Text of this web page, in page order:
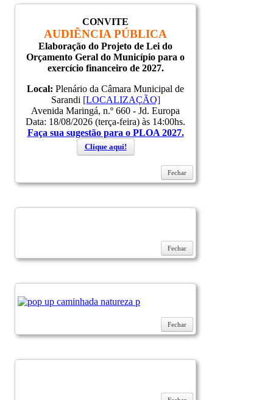
CONVITE
AUDIÊNCIA PÚBLICA
Elaboração do Projeto de Lei do
Orçamento Geral do Município para o
exercício financeiro de 2027.
Local: Plenário da Câmara Municipal de
Sarandi [LOCALIZAÇÃO]
Avenida Maringá, n.º 660 - Jd. Europa
Data: 18/08/2026 (terça-feira) às 14:00hs.
Faça sua sugestão para o PLOA 2027.
Clique aqui!
Fechar
Fechar
Fechar